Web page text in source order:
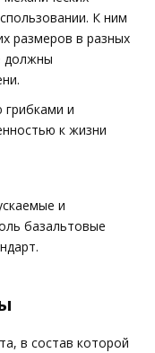
К ним
размеров в разных
должны
грибками и
к жизни
и
базальтовые
в состав которой